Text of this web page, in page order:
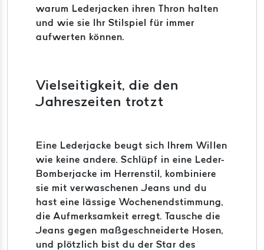
warum Lederjacken ihren Thron halten
und wie sie Ihr Stilspiel für immer
aufwerten können.
Vielseitigkeit, die den
Jahreszeiten trotzt
Eine Lederjacke beugt sich Ihrem Willen
wie keine andere. Schlüpf in eine Leder-
Bomberjacke im Herrenstil, kombiniere
sie mit verwaschenen Jeans und du
hast eine lässige Wochenendstimmung,
die Aufmerksamkeit erregt. Tausche die
Jeans gegen maßgeschneiderte Hosen,
und plötzlich bist du der Star des